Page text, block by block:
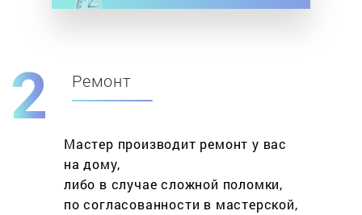
Ремонт
Мастер производит ремонт у вас
на дому,
либо в случае сложной поломки,
по согласованности в мастерской,